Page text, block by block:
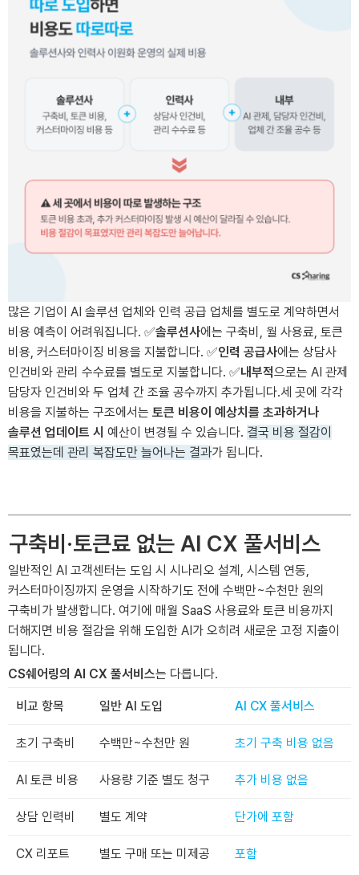
많은 기업이 AI 솔루션 업체와 인력 공급 업체를 별도로 계약하면서
비용 예측이 어려워집니다. ✅솔루션사에는 구축비, 월 사용료, 토큰
비용, 커스터마이징 비용을 지불합니다. ✅인력 공급사에는 상담사
인건비와 관리 수수료를 별도로 지불합니다. ✅내부적으로는 AI 관제
담당자 인건비와 두 업체 간 조율 공수까지 추가됩니다.세 곳에 각각
비용을 지불하는 구조에서는 토큰 비용이 예상치를 초과하거나
솔루션 업데이트 시 예산이 변경될 수 있습니다. 결국 비용 절감이
목표였는데 관리 복잡도만 늘어나는 결과가 됩니다.
구축비·토큰료 없는 AI CX 풀서비스
일반적인 AI 고객센터는 도입 시 시나리오 설계, 시스템 연동,
커스터마이징까지 운영을 시작하기도 전에 수백만~수천만 원의
구축비가 발생합니다. 여기에 매월 SaaS 사용료와 토큰 비용까지
더해지면 비용 절감을 위해 도입한 AI가 오히려 새로운 고정 지출이
됩니다.
CS쉐어링의 AI CX 풀서비스는 다릅니다.
비교 항목 일반 AI 도입 AI CX 풀서비스
초기 구축비 수백만~수천만 원 초기 구축 비용 없음
AI 토큰 비용 사용량 기준 별도 청구 추가 비용 없음
상담 인력비 별도 계약 단가에 포함
CX 리포트 별도 구매 또는 미제공 포함